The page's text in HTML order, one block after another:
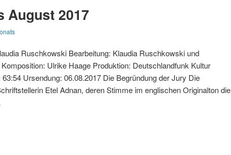
August 2017
Ruschkowski Bearbeitung: Klaudia Ruschkowski und
Ulrike Haage Produktion: Deutschlandfunk Kultur
Ursendung: 06.08.2017 Die Begründung der Jury Die
Etel Adnan, deren Stimme im englischen Originalton die